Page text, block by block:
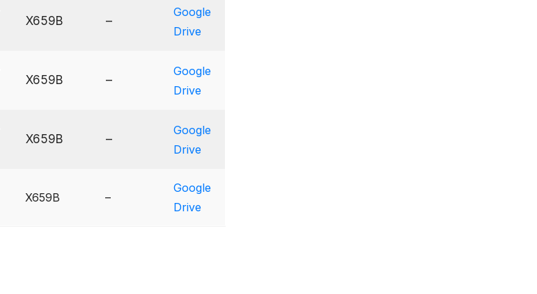
X659B –
Google
Drive
X659B –
Google
Drive
X659B –
Google
Drive
X659B –
Google
Drive